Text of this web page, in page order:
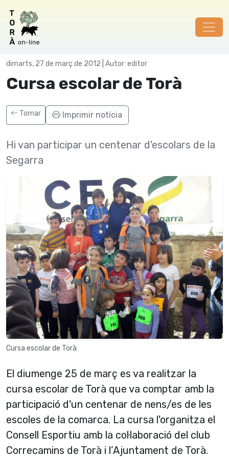
dimarts, 27 de març de 2012 | Autor: editor
Cursa escolar de Torà
Tornar Imprimir notícia
Hi van participar un centenar d'escolars de la
Segarra
Cursa escolar de Torà
El diumenge 25 de març es va realitzar la
cursa escolar de Torà que va comptar amb la
participació d'un centenar de nens/es de les
escoles de la comarca. La cursa l'organitza el
Consell Esportiu amb la col·laboració del club
Correcamins de Torà i l’Ajuntament de Torà.